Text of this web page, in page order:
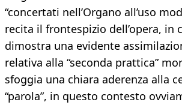
“concertati nell’Organo all’uso
recita il frontespizio dell’opera, in
dimostra una evidente
relativa alla “seconda prattica”
sfoggia una chiara aderenza alla
“parola”, in questo contesto